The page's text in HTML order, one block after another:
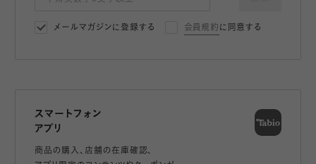
メールマガジンに登録する 会員規約 に同意する
スマートフォン
アプリ
商品の購入、店舗の在庫確認、